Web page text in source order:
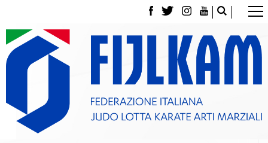
La Federazione
Tesseramento
Contatti
Norme e modulistica Affiliazioni e Tesseramenti
Classifica Società Sportive con più di 100 atleti
tesserati